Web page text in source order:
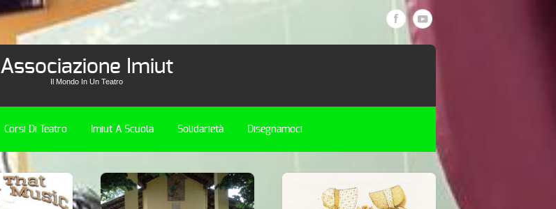
Associazione Imiut
Il Mondo In Un Teatro
Corsi Di Teatro Imiut A Scuola Solidarietà Disegnamoci
02nd Giu 2014 28th Mar 2014